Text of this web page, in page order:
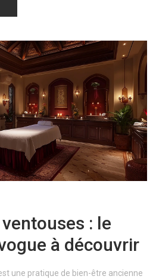
: le
à découvrir
une pratique de bien-être ancienne